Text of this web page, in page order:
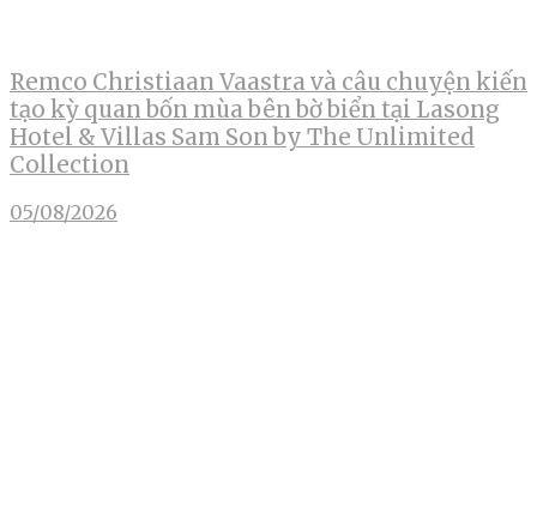
Remco Christiaan Vaastra và câu chuyện kiến
tạo kỳ quan bốn mùa bên bờ biển tại Lasong
Hotel & Villas Sam Son by The Unlimited
Collection
05/08/2026